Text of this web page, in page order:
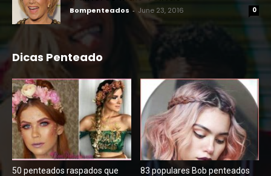
Bompenteados - June 23, 2016 0
Dicas Penteado
50 penteados raspados que
83 populares Bob penteados